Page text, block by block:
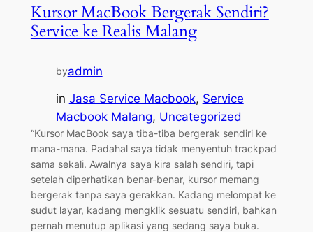
Kursor MacBook Bergerak Sendiri?
Service ke Realis Malang
byadmin
in Jasa Service Macbook, Service
Macbook Malang, Uncategorized
“Kursor MacBook saya tiba-tiba bergerak sendiri ke
mana-mana. Padahal saya tidak menyentuh trackpad
sama sekali. Awalnya saya kira salah sendiri, tapi
setelah diperhatikan benar-benar, kursor memang
bergerak tanpa saya gerakkan. Kadang melompat ke
sudut layar, kadang mengklik sesuatu sendiri, bahkan
pernah menutup aplikasi yang sedang saya buka.